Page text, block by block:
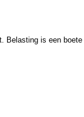
Belasting is een